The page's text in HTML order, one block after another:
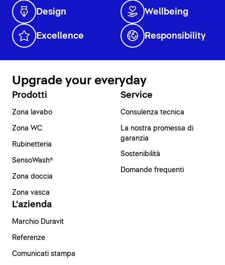
Design Wellbeing
Excellence Responsibility
Upgrade your everyday
Prodotti
Zona lavabo
Zona WC
Rubinetteria
SensoWash®
Zona doccia
Zona vasca
Service
Consulenza tecnica
La nostra promessa di
garanzia
Sostenibilità
Domande frequenti
L'azienda
Marchio Duravit
Referenze
Comunicati stampa